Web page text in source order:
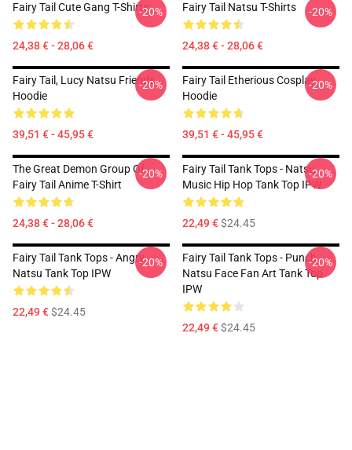
Fairy Tail Cute Gang T-Shirts
24,38 € - 28,06 €
-20% Fairy Tail Natsu T-Shirts
24,38 € - 28,06 €
-20%
Fairy Tail, Lucy Natsu Friends
Hoodie
39,51 € - 45,95 €
-20%
Fairy Tail Etherious Cosplay
Hoodie
39,51 € - 45,95 €
-20%
The Great Demon Group Of
Fairy Tail Anime T-Shirt
24,38 € - 28,06 €
-20%
Fairy Tail Tank Tops - Natsu
Music Hip Hop Tank Top IPW
22,49 €$24.45
-20%
Fairy Tail Tank Tops - Angry
Natsu Tank Top IPW
22,49 €$24.45
-20%
Fairy Tail Tank Tops - Punch
Natsu Face Fan Art Tank Top
IPW
22,49 €$24.45
-20%